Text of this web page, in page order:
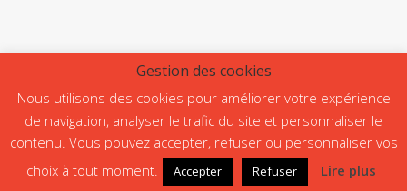
Accueil Matériels Accessoires
Atelier
Pièces détachées
Nos offres Contact
Gestion des cookies
Nous utilisons des cookies pour améliorer votre expérience
de navigation, analyser le trafic du site et personnaliser le
contenu. Vous pouvez accepter, refuser ou personnaliser vos
choix à tout moment.
Accepter Refuser Lire plus